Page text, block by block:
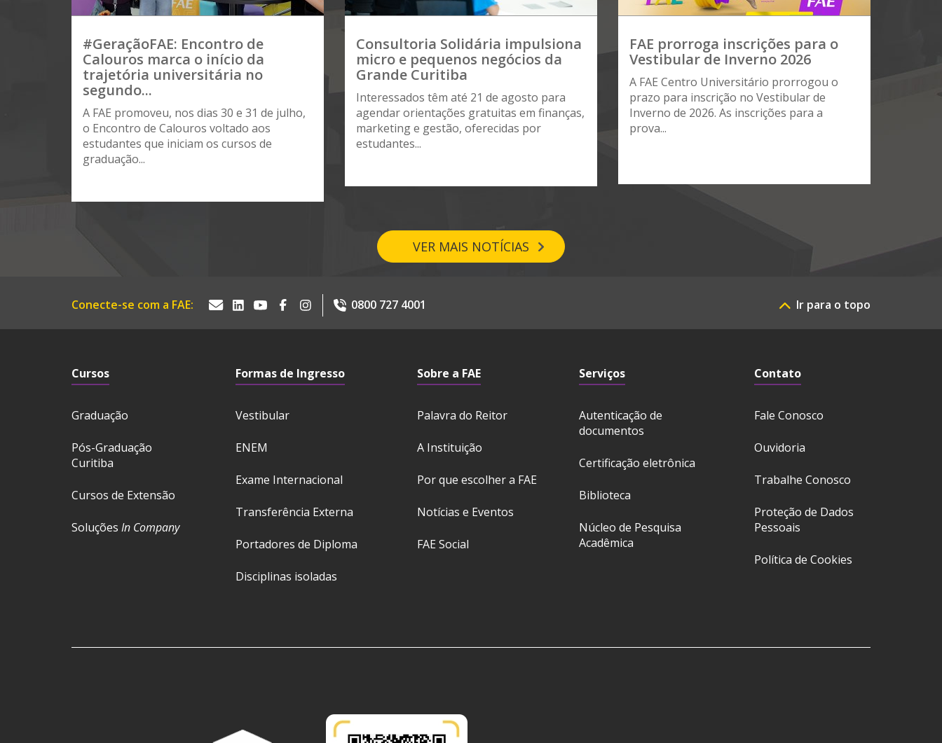
#GeraçãoFAE: Encontro de
Calouros marca o início da
trajetória universitária no
segundo...
A FAE promoveu, nos dias 30 e 31 de julho,
o Encontro de Calouros voltado aos
estudantes que iniciam os cursos de
graduação...
Consultoria Solidária impulsiona
micro e pequenos negócios da
Grande Curitiba
Interessados têm até 21 de agosto para
agendar orientações gratuitas em finanças,
marketing e gestão, oferecidas por
estudantes...
FAE prorroga inscrições para o
Vestibular de Inverno 2026
A FAE Centro Universitário prorrogou o
prazo para inscrição no Vestibular de
Inverno de 2026. As inscrições para a
prova...
VER MAIS NOTÍCIAS
Conecte-se com a FAE: 0800 727 4001 Ir para o topo
Cursos
Graduação
Pós-Graduação
Curitiba
Cursos de Extensão
Soluções In Company
Formas de Ingresso
Vestibular
ENEM
Exame Internacional
Transferência Externa
Portadores de Diploma
Disciplinas isoladas
Sobre a FAE
Palavra do Reitor
A Instituição
Por que escolher a FAE
Notícias e Eventos
FAE Social
Serviços
Autenticação de
documentos
Certificação eletrônica
Biblioteca
Núcleo de Pesquisa
Acadêmica
Contato
Fale Conosco
Ouvidoria
Trabalhe Conosco
Proteção de Dados
Pessoais
Política de Cookies